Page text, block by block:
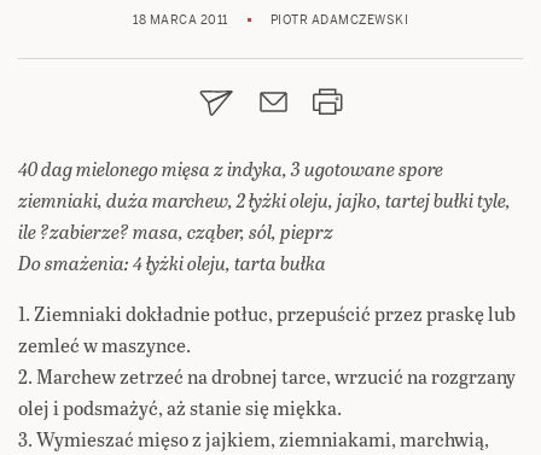
18 MARCA 2011 PIOTR ADAMCZEWSKI
40 dag mielonego mięsa z indyka, 3 ugotowane spore
ziemniaki, duża marchew, 2 łyżki oleju, jajko, tartej bułki tyle,
ile ?zabierze? masa, cząber, sól, pieprz
Do smażenia: 4 łyżki oleju, tarta bułka
1. Ziemniaki dokładnie potłuc, przepuścić przez praskę lub
zemleć w maszynce.
2. Marchew zetrzeć na drobnej tarce, wrzucić na rozgrzany
olej i podsmażyć, aż stanie się miękka.
3. Wymieszać mięso z jajkiem, ziemniakami, marchwią,